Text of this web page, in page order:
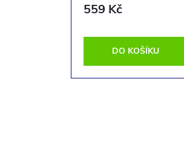
559 Kč
DO KOŠÍKU